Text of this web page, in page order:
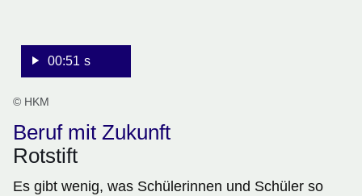
00:51 s
© HKM
Beruf mit Zukunft
Rotstift
Es gibt wenig, was Schülerinnen und Schüler so